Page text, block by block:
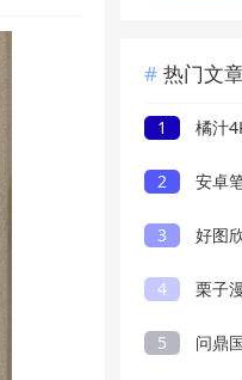
热门文
1 橘汁
2 安卓
3 好图
4 栗子
5 问鼎